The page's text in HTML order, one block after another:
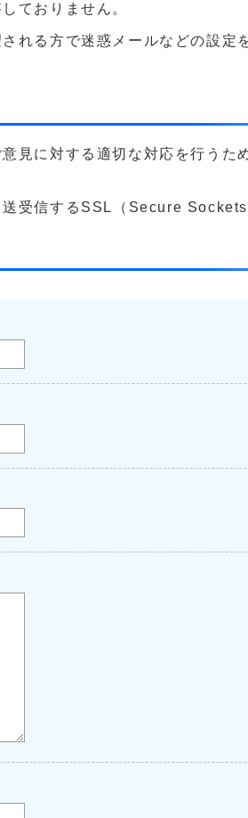
ておりません。
れる方で迷惑メールなどの設
見に対する適切な対応を行うた
受信するSSL（Secure